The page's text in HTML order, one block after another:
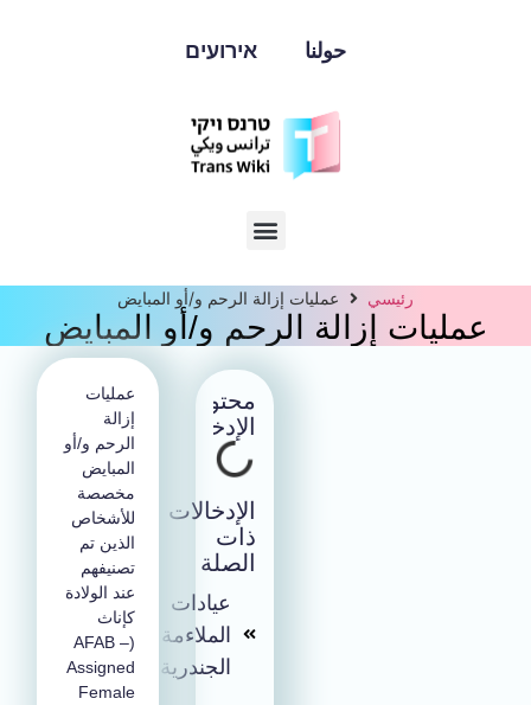
حولنا אירועים
رئيسي عمليات إزالة الرحم و/أو المبايض
عمليات إزالة الرحم و/أو المبايض
محتوى
الإدخال
الإدخالات
ذات
الصلة
عيادات
الملاءمة
الجندرية
عمليات
الرحم و/أو
المبايض
مخصصة
للأشخاص
الذين تم
تصنيفهم
عند الولادة
كإناث
(AFAB –
Assigned
Female